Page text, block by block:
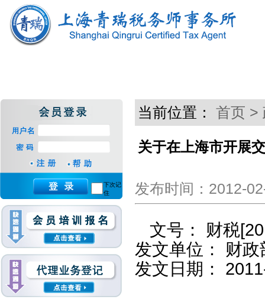
下次记
住
当前位置： 首页 >
关于在上海市开展
发布时间：2012-
文号： 财税
发文单位：
财政
发文日期：